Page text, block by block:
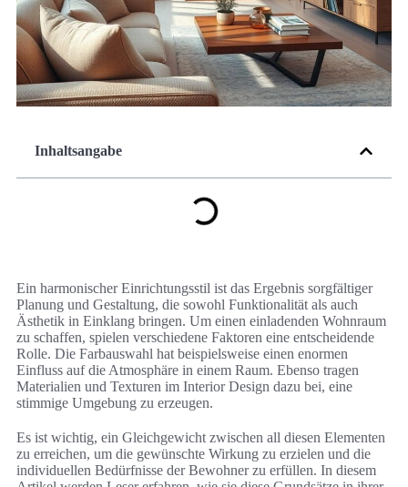
Inhaltsangabe
Ein harmonischer Einrichtungsstil ist das Ergebnis sorgfältiger
Planung und Gestaltung, die sowohl Funktionalität als auch
Ästhetik in Einklang bringen. Um einen einladenden Wohnraum
zu schaffen, spielen verschiedene Faktoren eine entscheidende
Rolle. Die Farbauswahl hat beispielsweise einen enormen
Einfluss auf die Atmosphäre in einem Raum. Ebenso tragen
Materialien und Texturen im Interior Design dazu bei, eine
stimmige Umgebung zu erzeugen.
Es ist wichtig, ein Gleichgewicht zwischen all diesen Elementen
zu erreichen, um die gewünschte Wirkung zu erzielen und die
individuellen Bedürfnisse der Bewohner zu erfüllen. In diesem